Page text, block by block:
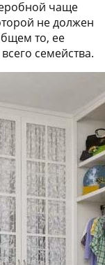
чаще
не должен
то, ее
семейства.